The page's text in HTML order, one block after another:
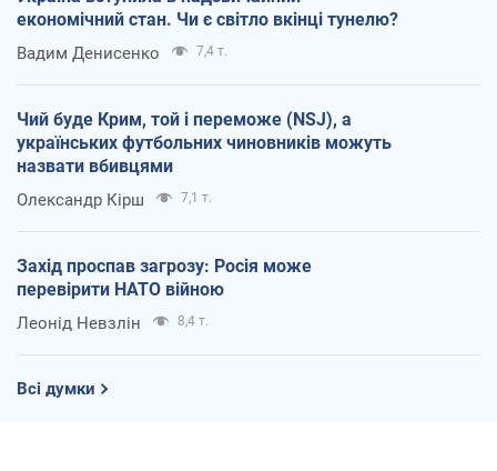
економічний стан. Чи є світло вкінці тунелю?
Вадим Денисенко 7,4 т.
Чий буде Крим, той і переможе (NSJ), а
українських футбольних чиновників можуть
назвати вбивцями
Олександр Кірш 7,1 т.
Захід проспав загрозу: Росія може
перевірити НАТО війною
Леонід Невзлін 8,4 т.
Всі думки